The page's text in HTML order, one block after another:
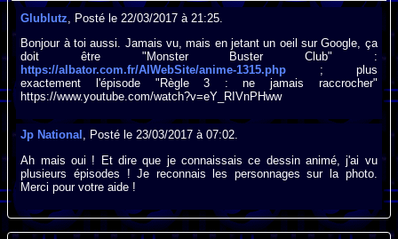
Glublutz , Posté le 22/03/2017 à 21:25.
Bonjour à toi aussi. Jamais vu, mais en jetant un oeil sur Google, ça
doit être "Monster Buster Club" :
https://albator.com.fr/AlWebSite/anime-1315.php ; plus
exactement l'épisode "Règle 3 : ne jamais raccrocher"
https://www.youtube.com/watch?v=eY_RIVnPHww
Jp National , Posté le 23/03/2017 à 07:02.
Ah mais oui ! Et dire que je connaissais ce dessin animé, j'ai vu
plusieurs épisodes ! Je reconnais les personnages sur la photo.
Merci pour votre aide !